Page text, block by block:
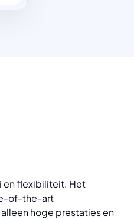
en flexibiliteit. Het
of-the-art
hoge prestaties en